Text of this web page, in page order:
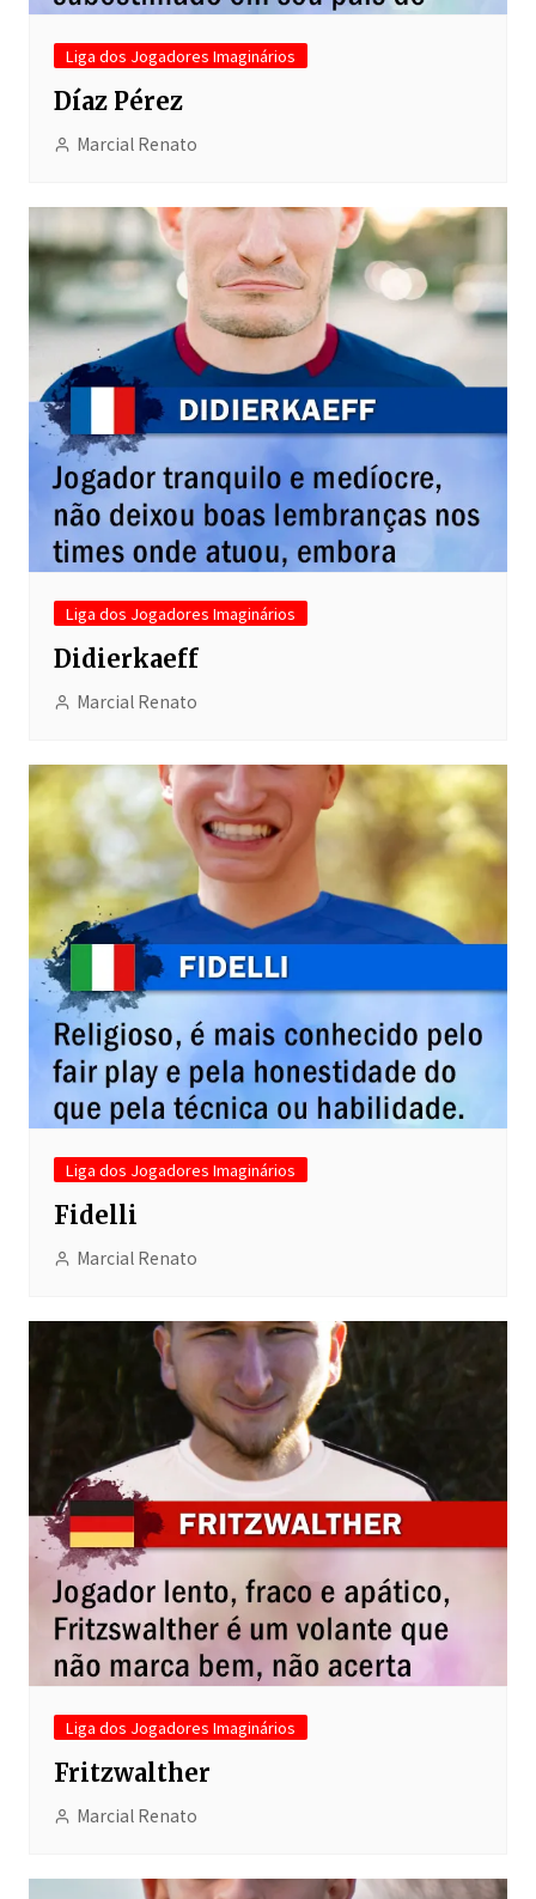
Liga dos Jogadores Imaginários
Díaz Pérez
Marcial Renato
Liga dos Jogadores Imaginários
Didierkaeff
Marcial Renato
Liga dos Jogadores Imaginários
Fidelli
Marcial Renato
Liga dos Jogadores Imaginários
Fritzwalther
Marcial Renato